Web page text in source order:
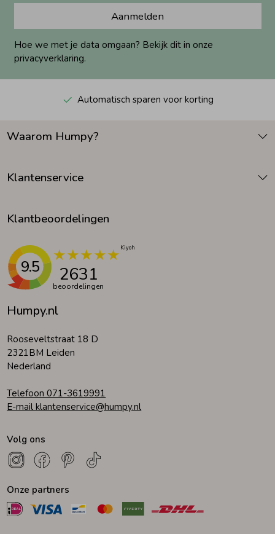
Aanmelden
Hoe we met je data omgaan? Bekijk dit in onze
privacyverklaring.
Automatisch sparen voor korting
Humpy.nl
Rooseveltstraat 18 D
2321BM Leiden
Nederland
Telefoon 071-3619991
E-mail klantenservice@humpy.nl
Waarom Humpy?
Klantenservice
Klantbeoordelingen
9.5 2631
beoordelingen
Volg ons
Onze partners